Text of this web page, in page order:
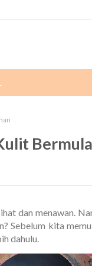
dan menawan.
Sebelum kita
dahulu.